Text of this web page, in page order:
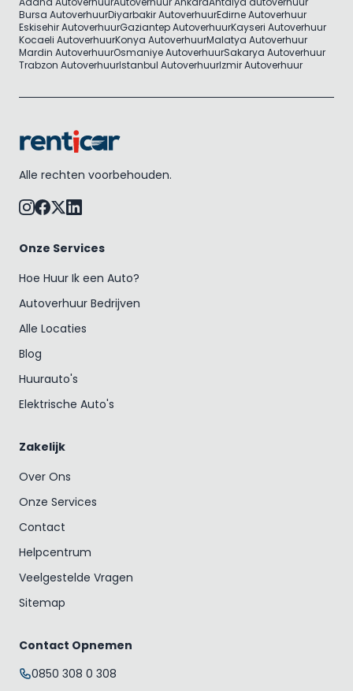
Bursa AutoverhuurDiyarbakir AutoverhuurEdirne Autoverhuur
Eskisehir AutoverhuurGaziantep AutoverhuurKayseri Autoverhuur
Kocaeli AutoverhuurKonya AutoverhuurMalatya Autoverhuur
Mardin AutoverhuurOsmaniye AutoverhuurSakarya Autoverhuur
Trabzon AutoverhuurIstanbul AutoverhuurIzmir Autoverhuur
Alle rechten voorbehouden.
Onze Services
Hoe Huur Ik een Auto?
Autoverhuur Bedrijven
Alle Locaties
Blog
Huurauto's
Elektrische Auto's
Zakelijk
Over Ons
Onze Services
Contact
Helpcentrum
Veelgestelde Vragen
Sitemap
Contact Opnemen
0850 308 0 308